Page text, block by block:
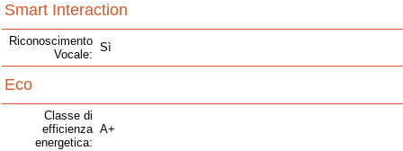
Smart Interaction
Riconoscimento
Vocale:
Sì
Eco
Classe di
efficienza
energetica:
A+